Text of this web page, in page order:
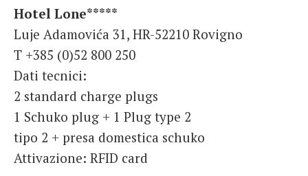
Hotel Lone*****
Luje Adamovića 31, HR-52210 Rovigno
T +385 (0)52 800 250
Dati tecnici:
2 standard charge plugs
1 Schuko plug + 1 Plug type 2
tipo 2 + presa domestica schuko
Attivazione: RFID card